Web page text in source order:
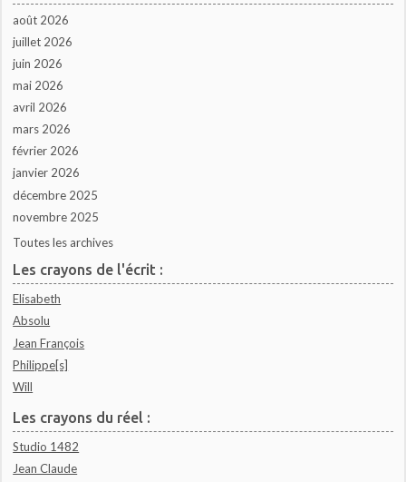
août 2026
juillet 2026
juin 2026
mai 2026
avril 2026
mars 2026
février 2026
janvier 2026
décembre 2025
novembre 2025
Toutes les archives
Les crayons de l'écrit :
Elisabeth
Absolu
Jean François
Philippe[s]
Will
Les crayons du réel :
Studio 1482
Jean Claude